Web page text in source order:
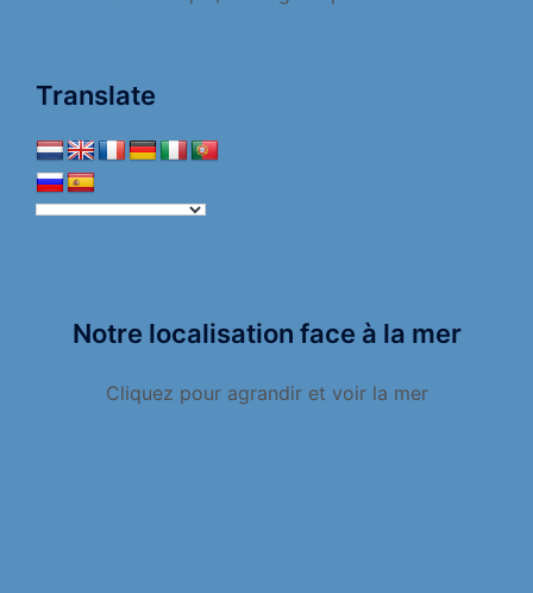
Translate
Notre localisation face à la mer
Cliquez pour agrandir et voir la mer